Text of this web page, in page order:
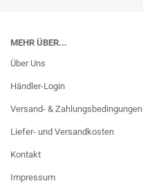
MEHR ÜBER...
Über Uns
Händler-Login
Versand- & Zahlungsbedingungen
Liefer- und Versandkosten
Kontakt
Impressum